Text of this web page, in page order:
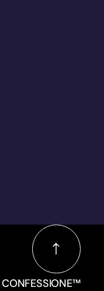
CONFESSIONE™